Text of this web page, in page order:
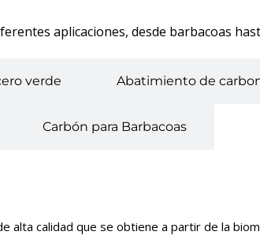
aplicaciones, desde barbacoas
verde Abatimiento de
Carbón para Barbacoas
alta calidad que se obtiene a partir de la